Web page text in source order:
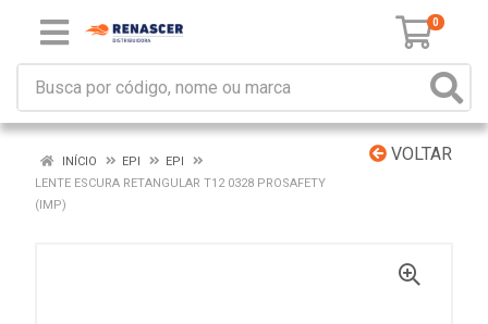
0
VOLTAR
INÍCIO EPI
EPI
LENTE ESCURA RETANGULAR T12 0328 PROSAFETY
(IMP)